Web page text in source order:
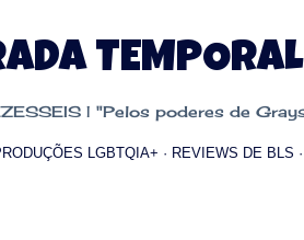
TEMPORAL
| "Pelos poderes de
LGBTQIA+ REVIEWS DE BLS